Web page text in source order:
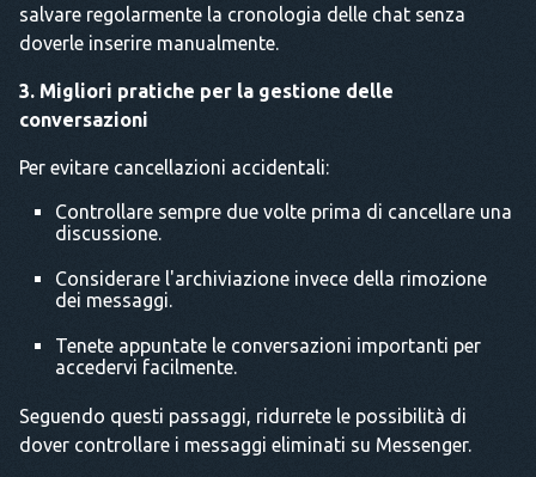
salvare regolarmente la cronologia delle chat senza
doverle inserire manualmente.
3. Migliori pratiche per la gestione delle
conversazioni
Per evitare cancellazioni accidentali:
Controllare sempre due volte prima di cancellare una
discussione.
Considerare l'archiviazione invece della rimozione
dei messaggi.
Tenete appuntate le conversazioni importanti per
accedervi facilmente.
Seguendo questi passaggi, ridurrete le possibilità di
dover controllare i messaggi eliminati su Messenger.